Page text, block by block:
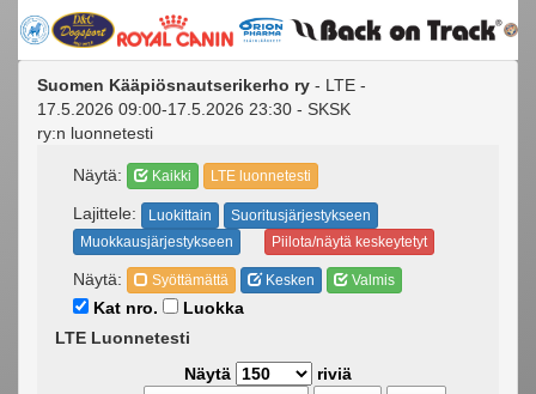
Suomen Kääpiösnautserikerho ry - LTE -
17.5.2026 09:00-17.5.2026 23:30 - SKSK
ry:n luonnetesti
Näytä: Kaikki LTE luonnetesti
Lajittele: Luokittain
Suoritusjärjestykseen
Muokkausjärjestykseen
Piilota/näytä keskeytetyt
Näytä: Syöttämättä Kesken Valmis
Kat nro.
Luokka
LTE Luonnetesti
Näytä
riviä